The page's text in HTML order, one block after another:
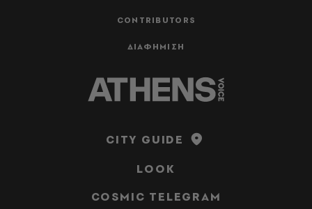
CONTRIBUTORS
ΔΙΑΦΗΜΙΣΗ
CITY GUIDE
LOOK
COSMIC TELEGRAM